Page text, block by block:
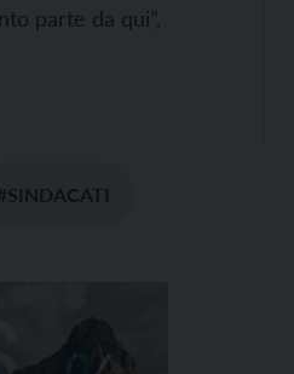
parte da qui”,